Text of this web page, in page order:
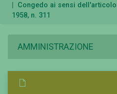
Congedo ai sensi
1958, n. 311
AMMINISTRAZIONE